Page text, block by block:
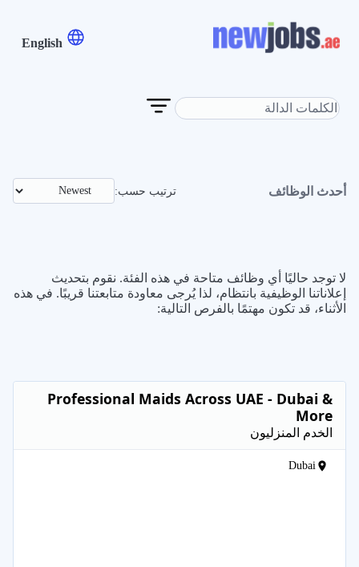
English
أحدث الوظائف ترتيب حسب:
لا توجد حاليًا أي وظائف متاحة في هذه الفئة. نقوم بتحديث
إعلاناتنا الوظيفية بانتظام، لذا يُرجى معاودة متابعتنا قريبًا. في هذه
الأثناء، قد تكون مهتمًا بالفرص التالية:
Professional Maids Across UAE - Dubai &
More
الخدم المنزليون
Dubai